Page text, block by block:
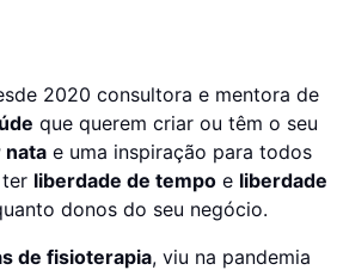
2020 consultora e mentora de
que querem criar ou têm o seu
natae uma inspiração para todos
liberdade de tempo e liberdade
donos do seu negócio.
de fisioterapia, viu na pandemia